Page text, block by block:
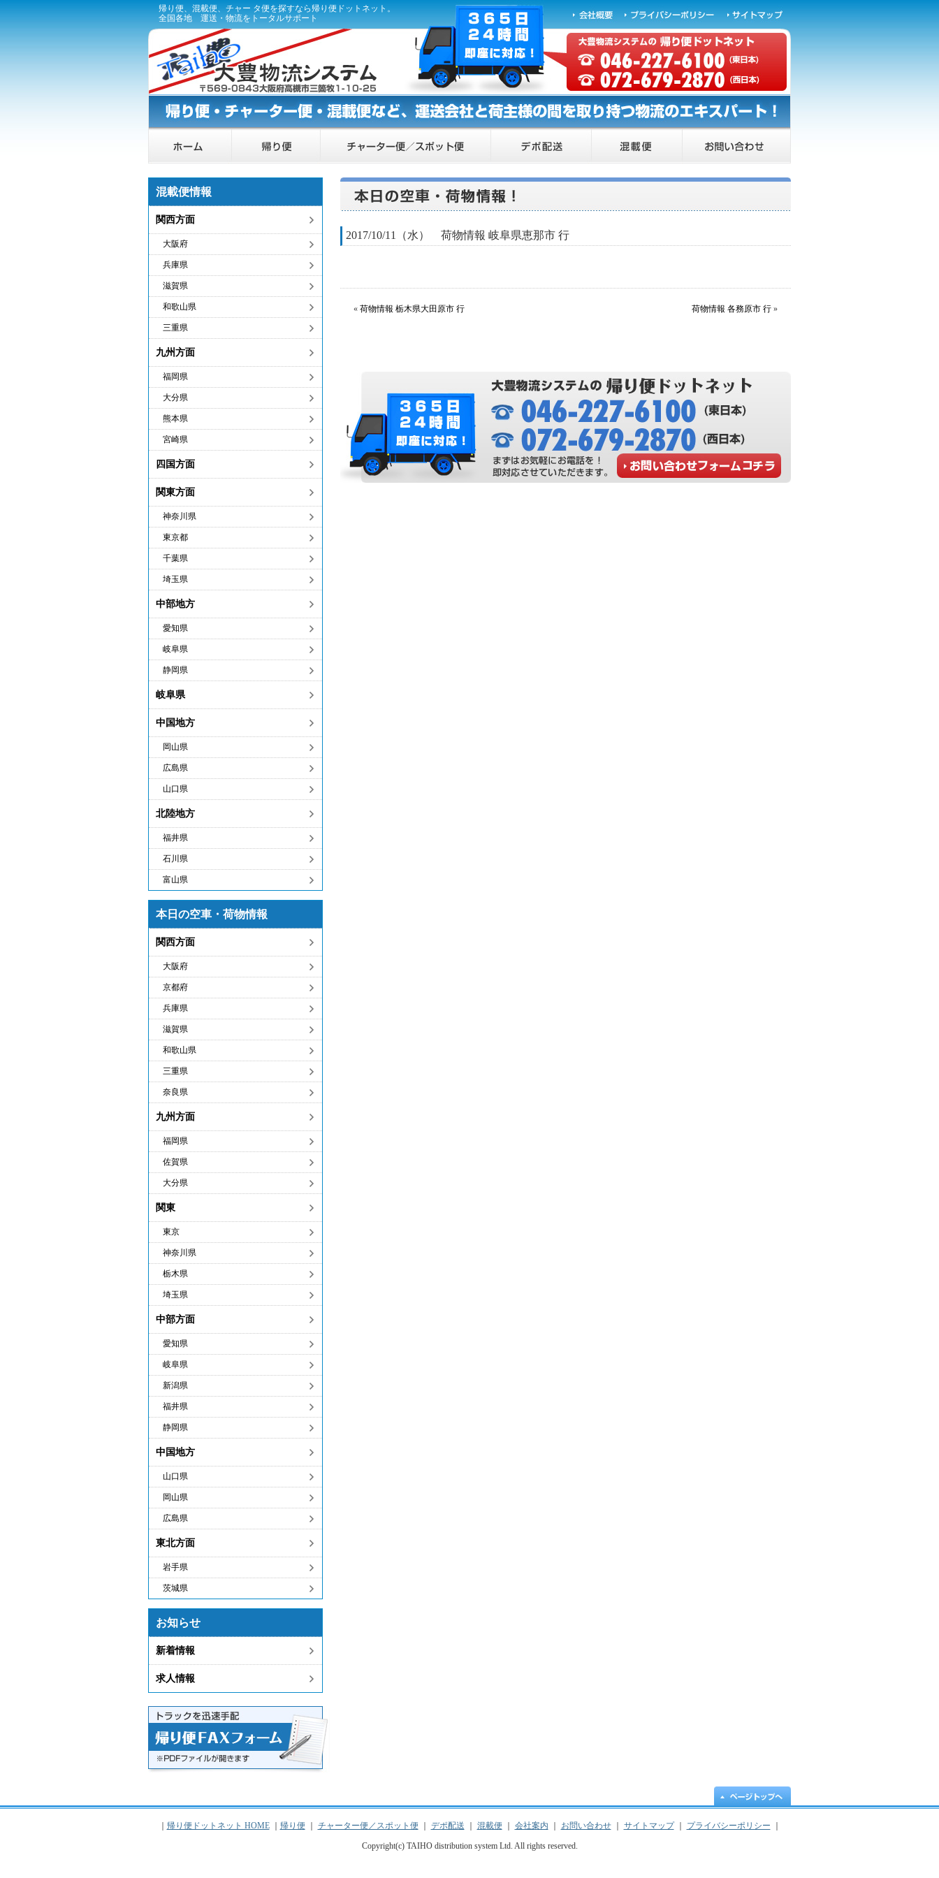
帰り便、混載便、チャー タ便を探すなら帰り便ドットネット。
全国各地 運送・物流をトータルサポート
2017/10/11（水） 荷物情報 岐阜県恵那市 行
« 荷物情報 栃木県大田原市 行 荷物情報 各務原市 行 »
混載便情報
関西方面
大阪府
兵庫県
滋賀県
和歌山県
三重県
九州方面
福岡県
大分県
熊本県
宮崎県
四国方面
関東方面
神奈川県
東京都
千葉県
埼玉県
中部地方
愛知県
岐阜県
静岡県
岐阜県
中国地方
岡山県
広島県
山口県
北陸地方
福井県
石川県
富山県
本日の空車・荷物情報
関西方面
大阪府
京都府
兵庫県
滋賀県
和歌山県
三重県
奈良県
九州方面
福岡県
佐賀県
大分県
関東
東京
神奈川県
栃木県
埼玉県
中部方面
愛知県
岐阜県
新潟県
福井県
静岡県
中国地方
山口県
岡山県
広島県
東北方面
岩手県
茨城県
お知らせ
新着情報
求人情報
帰り便ドットネット HOME｜ 帰り便 チャーター便／スポット便 デポ配送 混載便 会社案内 お問い合わせ｜ サイトマップ｜ プライバシーポリシー
Copyright(c) TAIHO distribution system Ltd. All rights reserved.